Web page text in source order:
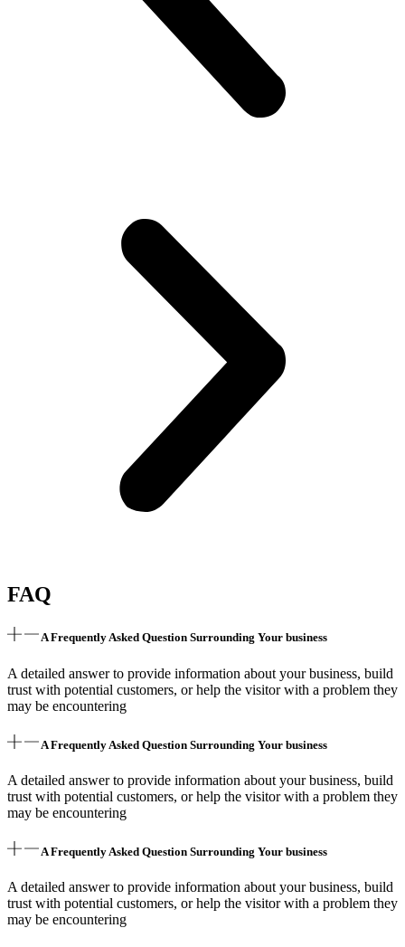
FAQ
A Frequently Asked Question Surrounding Your business
A detailed answer to provide information about your business, build
trust with potential customers, or help the visitor with a problem they
may be encountering
A Frequently Asked Question Surrounding Your business
A detailed answer to provide information about your business, build
trust with potential customers, or help the visitor with a problem they
may be encountering
A Frequently Asked Question Surrounding Your business
A detailed answer to provide information about your business, build
trust with potential customers, or help the visitor with a problem they
may be encountering